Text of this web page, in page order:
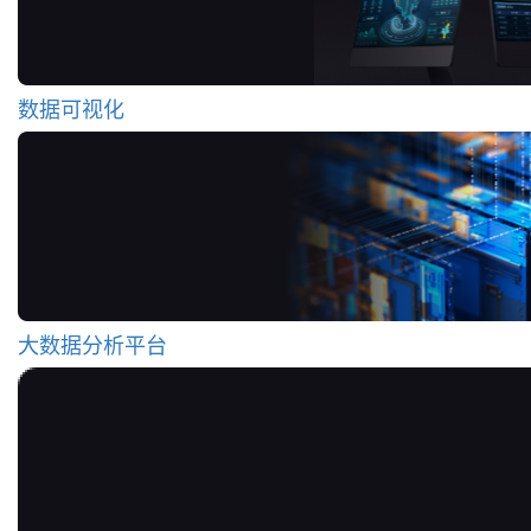
数据可视化
大数据分析平台